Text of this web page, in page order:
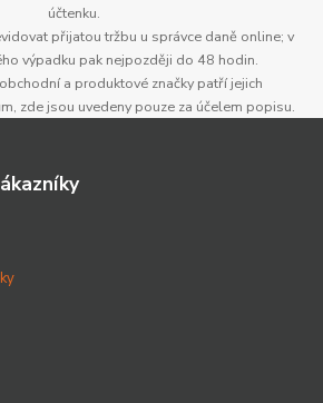
účtenku.
přijatou tržbu u správce daně online; v
výpadku pak nejpozději do 48 hodin.
a produktové značky patří jejich
zde jsou uvedeny pouze za účelem popisu.